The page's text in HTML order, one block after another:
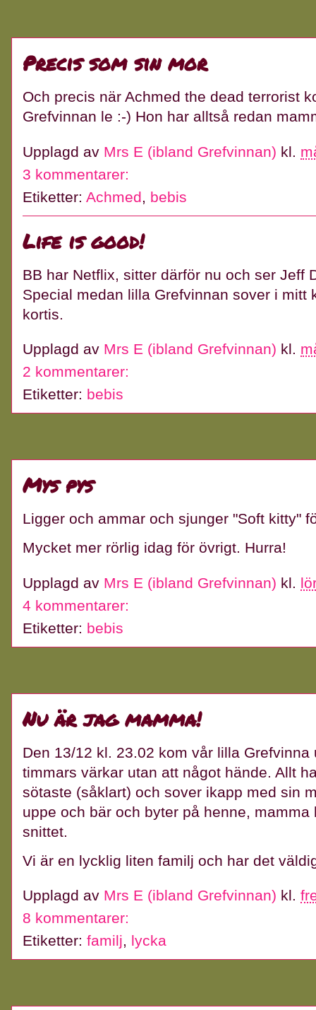
Precis som sin mor
Och precis när Achmed the dead terrorist
Grefvinnan le :-) Hon har alltså redan
Upplagd av Mrs E (ibland Grefvinnan) kl.
3 kommentarer:
Etiketter: Achmed bebis
Life is good!
BB har Netflix, sitter därför nu och ser Jeff
Special medan lilla Grefvinnan sover i mitt
kortis.
Upplagd av Mrs E (ibland Grefvinnan) kl.
2 kommentarer:
Etiketter: bebis
Mys pys
Ligger och ammar och sjunger "Soft kitty"
Mycket mer rörlig idag för övrigt. Hurra!
Upplagd av Mrs E (ibland Grefvinnan) kl.
4 kommentarer:
Etiketter: bebis
Nu är jag mamma!
Den 13/12 kl. 23.02 kom vår lilla
timmars värkar utan att något hände. Allt
sötaste (såklart) och sover ikapp med sin
uppe och bär och byter på henne,
snittet.
Vi är en lycklig liten familj och har det
Upplagd av Mrs E (ibland Grefvinnan) kl.
8 kommentarer:
Etiketter: familj, lycka